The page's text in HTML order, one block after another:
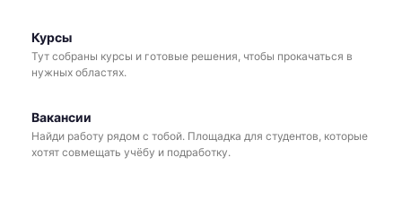
Курсы
Тут собраны курсы и готовые решения, чтобы прокачаться в
нужных областях.
Вакансии
Найди работу рядом с тобой. Площадка для студентов, которые
хотят совмещать учёбу и подработку.